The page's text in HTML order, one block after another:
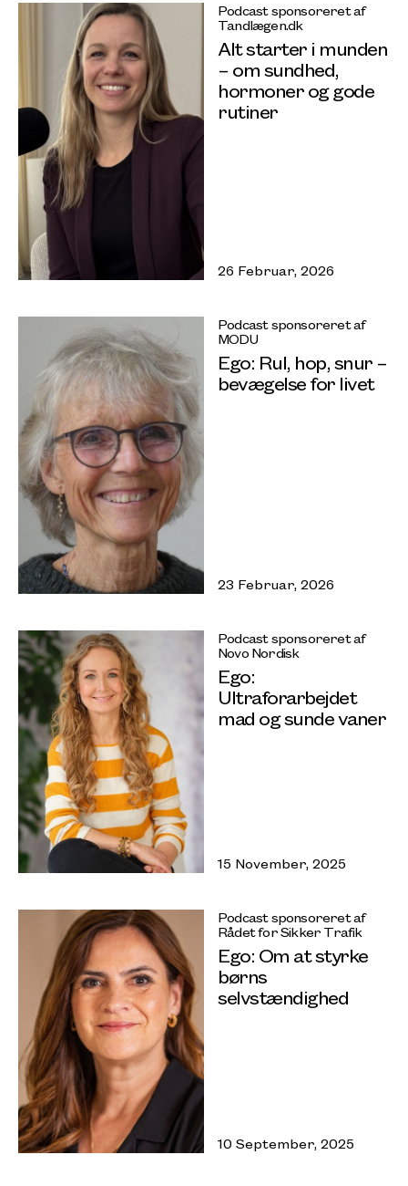
Podcast sponsoreret af
Tandlægen.dk
Alt starter i munden
– om sundhed,
hormoner og gode
rutiner
26 Februar, 2026
Podcast sponsoreret af
MODU
Ego: Rul, hop, snur –
bevægelse for livet
23 Februar, 2026
Podcast sponsoreret af
Novo Nordisk
Ego:
Ultraforarbejdet
mad og sunde vaner
15 November, 2025
Podcast sponsoreret af
Rådet for Sikker Trafik
Ego: Om at styrke
børns
selvstændighed
10 September, 2025